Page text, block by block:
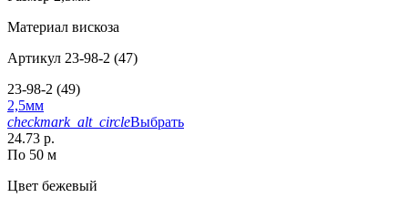
Материал вискоза
Артикул 23-98-2 (47)
23-98-2 (49)
2,5мм
checkmark_alt_circleВыбрать
24.73 р.
По 50 м
Цвет бежевый